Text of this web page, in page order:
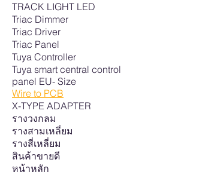
TRACK LIGHT LED
Triac Dimmer
Triac Driver
Triac Panel
Tuya Controller
Tuya smart central control
panel EU- Size
Wire to PCB
X-TYPE ADAPTER
รางวงกลม
รางสามเหลี่ยม
รางสี่เหลี่ยม
สินค้าขายดี
หน้าหลัก